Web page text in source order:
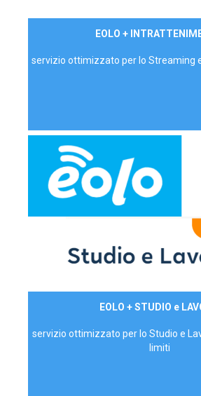
EOLO +
servizio ottimizzato per lo Streaming
EOLO + STUDIO e
servizio ottimizzato per lo Studio e
limiti